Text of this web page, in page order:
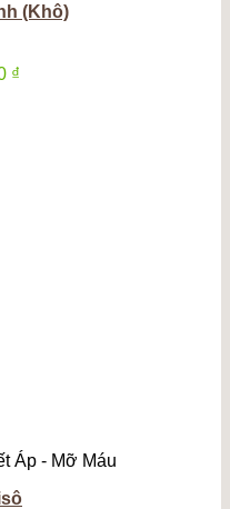
(Khô)
₫
Áp - Mỡ Máu